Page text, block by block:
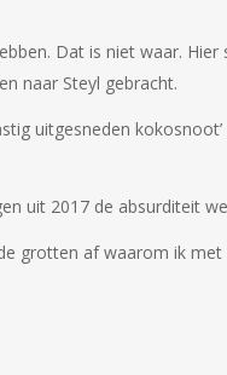
Dat is niet waar. Hier
naar Steyl gebracht.
uitgesneden kokosnoot’
uit 2017 de absurditeit
grotten af waarom ik